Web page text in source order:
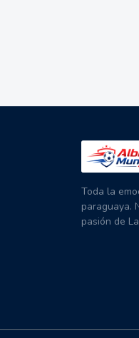
Toda la
paraguaya.
pasión de